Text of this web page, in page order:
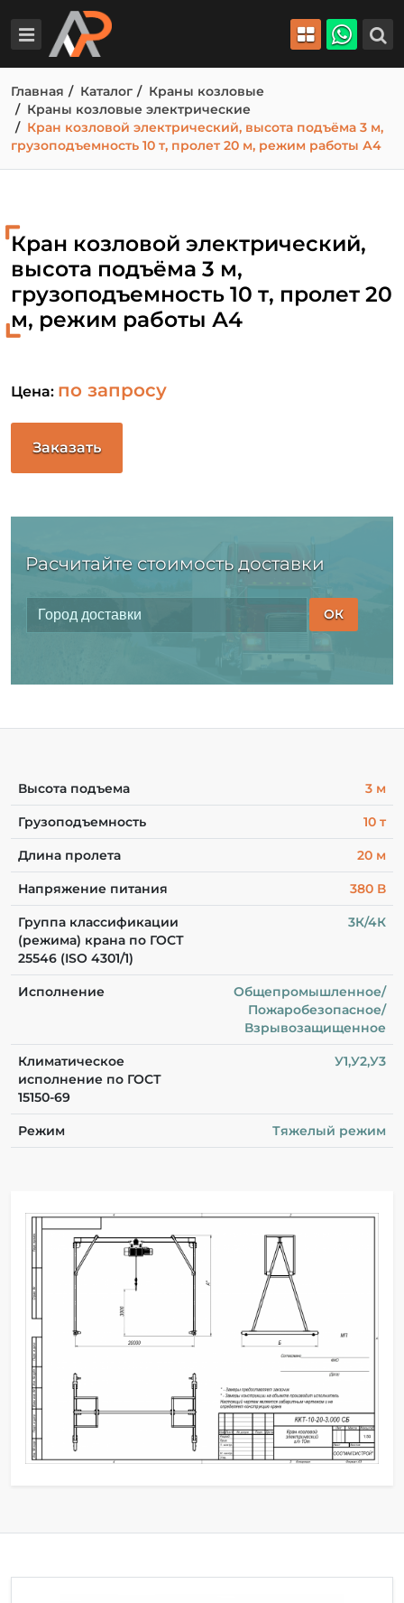
Главная Каталог
Краны козловые
Краны козловые электрические
Кран козловой электрический, высота подъёма 3 м,
грузоподъемность 10 т, пролет 20 м, режим работы А4
Кран козловой электрический,
высота подъёма 3 м,
грузоподъемность 10 т, пролет 20
м, режим работы А4
Цена: по запросу
Заказать
Расчитайте стоимость доставки
ОК
Высота подъема 3 м
Грузоподъемность 10 т
Длина пролета 20 м
Напряжение питания 380 В
Группа классификации
(режима) крана по ГОСТ
25546 (ISO 4301/1)
3К/4К
Исполнение
Общепромышленное/
Пожаробезопасное/
Взрывозащищенное
Климатическое
исполнение по ГОСТ
15150-69
У1,У2,У3
Режим Тяжелый режим